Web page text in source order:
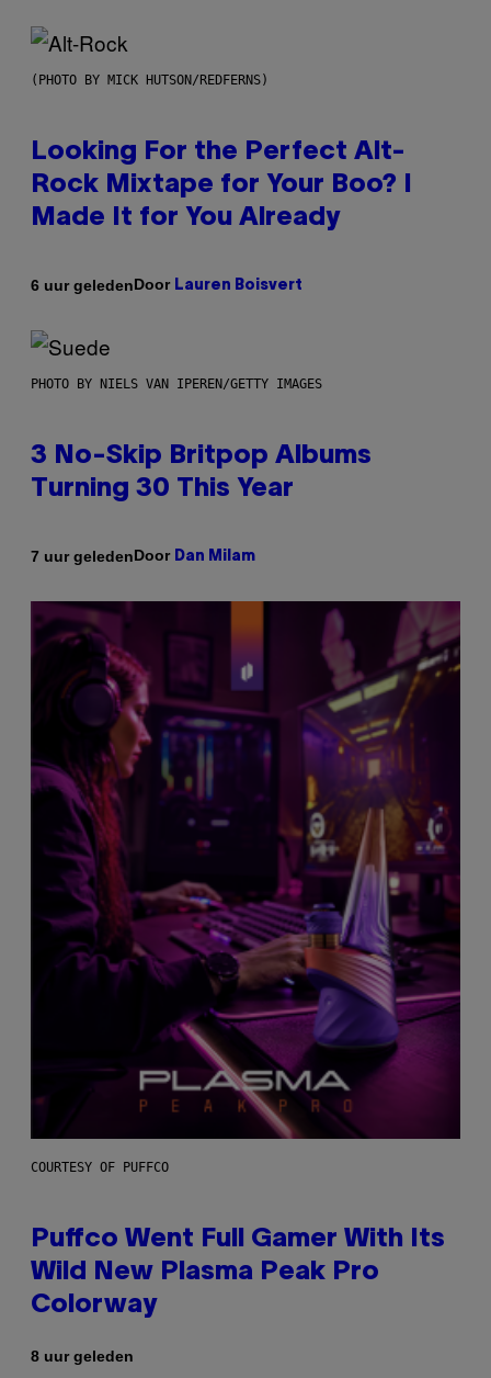
(PHOTO BY MICK HUTSON/REDFERNS)
Looking For the Perfect Alt-
Rock Mixtape for Your Boo? I
Made It for You Already
6 uur geledenDoor Lauren Boisvert
PHOTO BY NIELS VAN IPEREN/GETTY IMAGES
3 No-Skip Britpop Albums
Turning 30 This Year
7 uur geledenDoor Dan Milam
COURTESY OF PUFFCO
Puffco Went Full Gamer With Its
Wild New Plasma Peak Pro
Colorway
8 uur geleden